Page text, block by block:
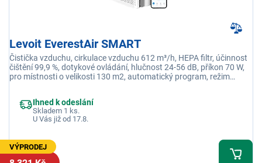
Levoit EverestAir SMART
Čistička vzduchu, cirkulace vzduchu 612 m³/h, HEPA filtr, účinnost
čištění 99,9 %, dotykové ovládání, hlučnost 24-56 dB, příkon 70 W,
pro místnosti o velikosti 130 m2, automatický program, režim
Ihned k odeslání
Skladem 1 ks.
U Vás již od 17.8.
VÝPRODEJ